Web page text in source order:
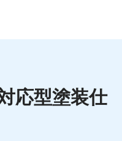
応型塗装仕